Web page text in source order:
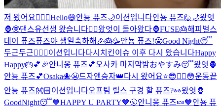
저 왔어요✌🏻 😬Hello😄안뇽 퓨즈🌙이션입니다안뇽 퓨즈🙋 🌙왔엇
🦍🤓댄스유선생 왔습니다❤️‍🔥왔엇이 돌아왔다🦍FUSE🎂해피벌스
데이 퓨즈퓨즈야 생일축하해🎉🎂🥳안뇽 퓨즈!🤓Good Night😴
두근두근❤️‍🔥 😬이션입니다다시 치킨이슈 이후 다시 왔습니다Happy
Happy🎂💕🎉안니옹 퓨즈💕 오사카 마지막밤おやすみ😴왔엇🦍
안뇽 퓨즈💕Osaka🐙😬드자앤승자👑다시 왔어요⭐️😎❤️‍🔥😳운동끝
안뇽 퓨즈👐🏻이션입니다오프팀 릴스 구경 할 퓨즈?👀왔엇🦍
GoodNight😴💙HAPPY U PARTY💙🌝안니옹 퓨즈🍬💙안뇽 퓨